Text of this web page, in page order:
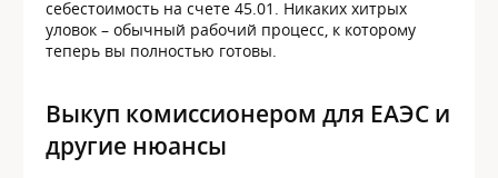
себестоимость на счете 45.01. Никаких хитрых
уловок – обычный рабочий процесс, к которому
теперь вы полностью готовы.
Выкуп комиссионером для ЕАЭС и
другие нюансы